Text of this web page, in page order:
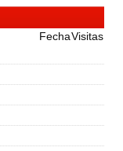
FechaVisitas